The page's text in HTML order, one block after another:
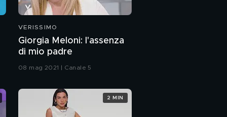
La famiglia di Matilde
Gioli
PROSSIMO VIDEO
VERISSIMO
Giorgia Meloni: l'assenza
di mio padre
08 mag 2021 | Canale 5
2 MIN